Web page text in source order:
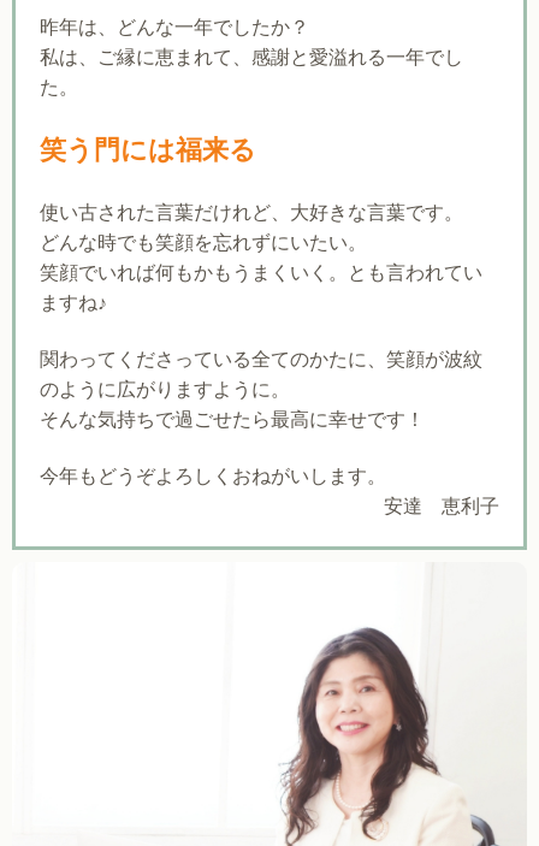
昨年は、どんな一年でしたか？
私は、ご縁に恵まれて、感謝と愛溢れる一年でし
た。
笑う門には福来る
使い古された言葉だけれど、大好きな言葉です。
どんな時でも笑顔を忘れずにいたい。
笑顔でいれば何もかもうまくいく。とも言われてい
ますね♪
関わってくださっている全てのかたに、笑顔が波紋
のように広がりますように。
そんな気持ちで過ごせたら最高に幸せです！
今年もどうぞよろしくおねがいします。
安達 恵利子